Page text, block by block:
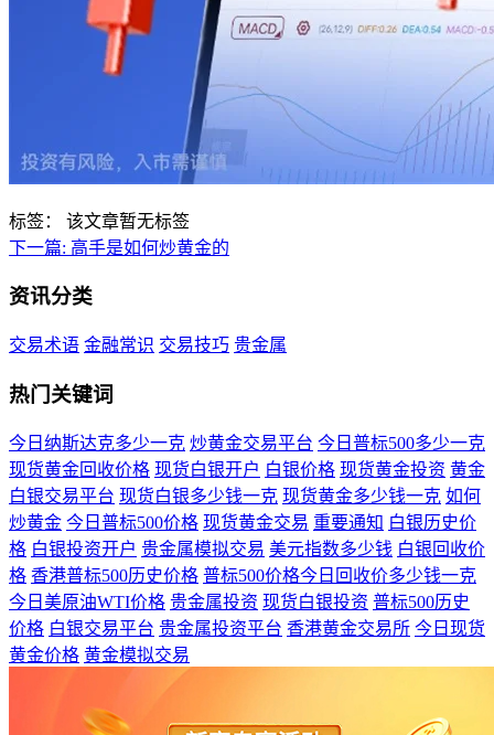
标签：
该文章暂无标签
下一篇: 高手是如何炒黄金的
资讯分类
交易术语 金融常识 交易技巧 贵金属
热门关键词
今日纳斯达克多少一克 炒黄金交易平台 今日普标500多少一克
现货黄金回收价格 现货白银开户 白银价格 现货黄金投资 黄金
白银交易平台 现货白银多少钱一克 现货黄金多少钱一克 如何
炒黄金 今日普标500价格 现货黄金交易 重要通知 白银历史价
格 白银投资开户 贵金属模拟交易 美元指数多少钱 白银回收价
格 香港普标500历史价格 普标500价格今日回收价多少钱一克
今日美原油WTI价格 贵金属投资 现货白银投资 普标500历史
价格 白银交易平台 贵金属投资平台 香港黄金交易所 今日现货
黄金价格 黄金模拟交易